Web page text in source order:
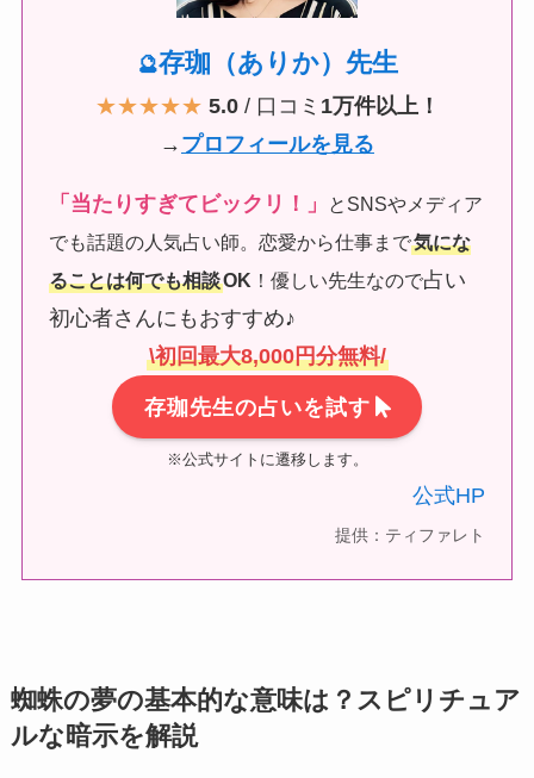
🔮存珈（ありか）先生
★★★★★ 5.0/ 口コミ 1万件以上！
→ プロフィールを見る
「当たりすぎてビックリ！」
とSNSやメディア
でも話題の人気占い師。恋愛から仕事まで気にな
ることは何でも相談OK ！優しい先生なので占い
初心者さんにもおすすめ♪
\初回最大8,000円分無料/
存珈先生の占いを試す
※公式サイトに遷移します。
公式HP
提供：ティファレト
蜘蛛の夢の基本的な意味は？スピリチュア
ルな暗示を解説